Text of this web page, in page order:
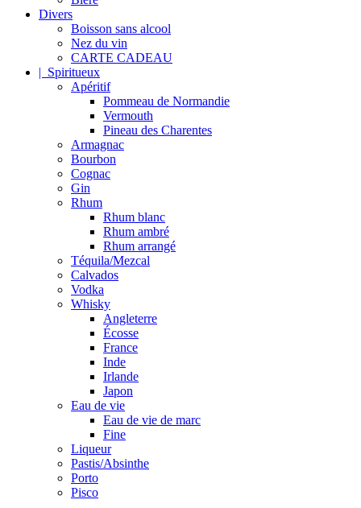
Divers
Boisson sans alcool
Nez du vin
CARTE CADEAU
| Spiritueux
Apéritif
Pommeau de Normandie
Vermouth
Pineau des Charentes
Armagnac
Bourbon
Cognac
Gin
Rhum
Rhum blanc
Rhum ambré
Rhum arrangé
Téquila/Mezcal
Calvados
Vodka
Whisky
Angleterre
Écosse
France
Inde
Irlande
Japon
Eau de vie
Eau de vie de marc
Fine
Liqueur
Pastis/Absinthe
Porto
Pisco